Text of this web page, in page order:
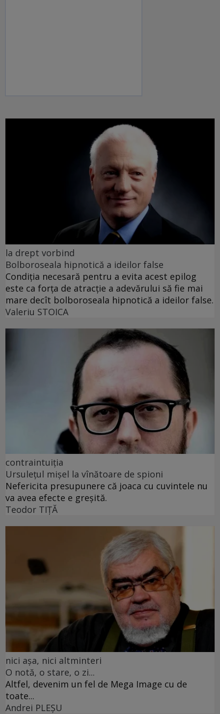
la drept vorbind
Bolboroseala hipnotică a ideilor false
Condiția necesară pentru a evita acest epilog
este ca forța de atracție a adevărului să fie mai
mare decît bolboroseala hipnotică a ideilor false.
Valeriu STOICA
contraintuiția
Ursulețul mișel la vînătoare de spioni
Nefericita presupunere că joaca cu cuvintele nu
va avea efecte e greșită.
Teodor TIŢĂ
nici așa, nici altminteri
O notă, o stare, o zi...
Altfel, devenim un fel de Mega Image cu de
toate...
Andrei PLEŞU